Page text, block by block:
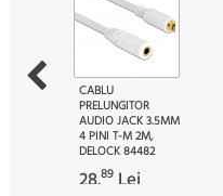
CABLU
PRELUNGITOR
AUDIO JACK 3.5MM
4 PINI T-M 2M,
DELOCK 84482
28.89 Lei